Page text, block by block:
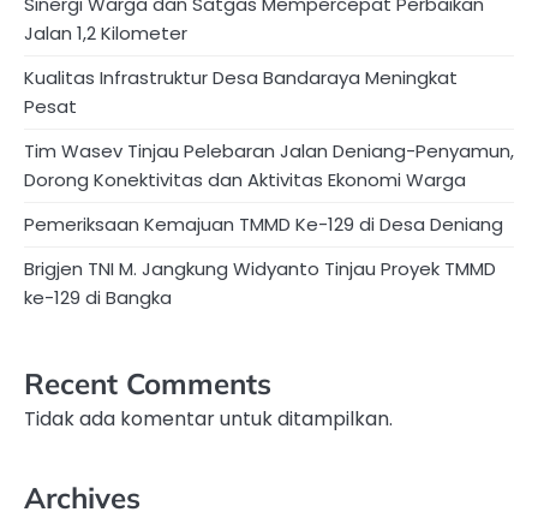
Jalan 1,2 Kilometer
Kualitas Infrastruktur Desa Bandaraya Meningkat
Pesat
Tim Wasev Tinjau Pelebaran Jalan Deniang-Penyamun,
Dorong Konektivitas dan Aktivitas Ekonomi Warga
Pemeriksaan Kemajuan TMMD Ke-129 di Desa Deniang
Brigjen TNI M. Jangkung Widyanto Tinjau Proyek TMMD
ke-129 di Bangka
Recent Comments
Tidak ada komentar untuk ditampilkan.
Archives